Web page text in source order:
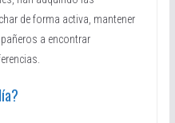
de forma activa, mantener
a encontrar